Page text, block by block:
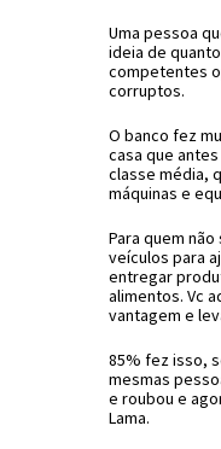
Uma pessoa
ideia de
competentes
corruptos.
O banco fez
casa que
classe média,
máquinas e
Para quem
veículos para
entregar
alimentos. Vc
vantagem e
85% fez isso,
mesmas
e roubou e
Lama.